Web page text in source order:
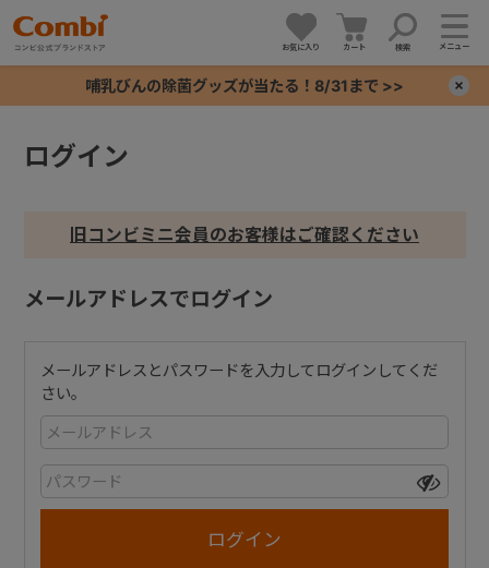
お気に入り カート 検索 メニュー
哺乳びんの除菌グッズが当たる！8/31まで >>
ログイン
旧コンビミニ会員のお客様はご確認ください
メールアドレスでログイン
メールアドレスとパスワードを入力してログインしてくだ
さい。